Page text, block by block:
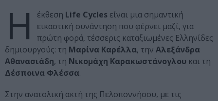
Η έκθεση Life Cycles είναι μια σημαντική
εικαστική συνάντηση που φέρνει μαζί, για
πρώτη φορά, τέσσερις καταξιωμένες Ελληνίδες
δημιουργούς: τη Μαρίνα Καρέλλα, την Αλεξάνδρα
Αθανασιάδη, τη Νικομάχη Καρακωστάνογλου και τη
Δέσποινα Φλέσσα.
Στην ανατολική ακτή της Πελοποννήσου, με τις